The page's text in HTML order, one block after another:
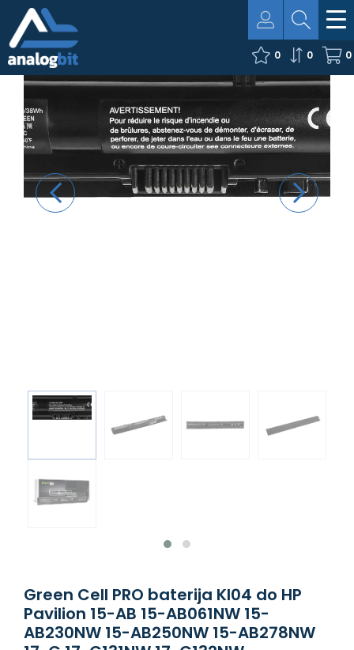
0
0
0
Green Cell PRO baterija KI04 do HP
Pavilion 15-AB 15-AB061NW 15-
AB230NW 15-AB250NW 15-AB278NW